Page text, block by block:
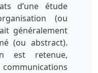
d’une étude
(ou
généralement
(ou abstract).
est retenue,